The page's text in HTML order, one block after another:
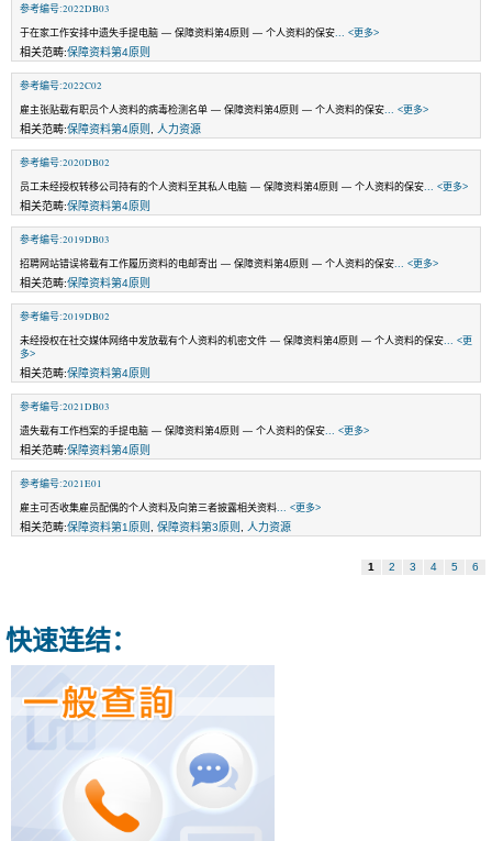
参考编号:2022DB03
于在家工作安排中遗失手提电脑 — 保障资料第4原则 — 个人资料的保安 ... <更多>
相关范畴:保障资料第4原则
参考编号:2022C02
雇主张贴载有职员个人资料的病毒检测名单 — 保障资料第4原则 — 个人资料的保安 ... <更多>
相关范畴:保障资料第4原则 人力资源
参考编号:2020DB02
员工未经授权转移公司持有的个人资料至其私人电脑 — 保障资料第4原则 — 个人资料的保安 ... <更多>
相关范畴:保障资料第4原则
参考编号:2019DB03
招聘网站错误将载有工作履历资料的电邮寄出 — 保障资料第4原则 — 个人资料的保安 ... <更多>
相关范畴:保障资料第4原则
参考编号:2019DB02
未经授权在社交媒体网络中发放载有个人资料的机密文件 — 保障资料第4原则 — 个人资料的保安 ... <更
多>
相关范畴:保障资料第4原则
参考编号:2021DB03
遗失载有工作档案的手提电脑 — 保障资料第4原则 — 个人资料的保安 ... <更多>
相关范畴:保障资料第4原则
参考编号:2021E01
雇主可否收集雇员配偶的个人资料及向第三者披露相关资料 ... <更多>
相关范畴:保障资料第1原则 保障资料第3原则 人力资源
1 2 3 4 5 6
快速连结：